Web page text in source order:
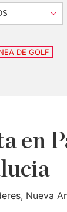
DE GOLF
en
Nueva